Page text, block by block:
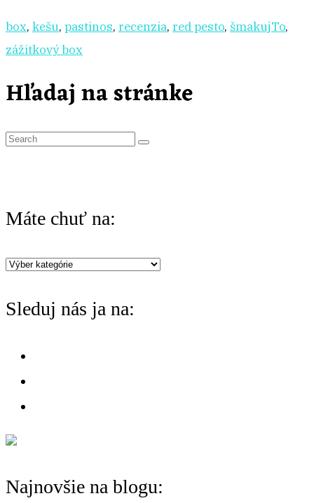
box, kešu, pastinos, recenzia, red pesto, šmakujTo,
zážitkový box
Hľadaj na stránke
S
c
f
o
Máte chuť na:
Máte
na:
Sleduj nás ja na:
Najnovšie na blogu: